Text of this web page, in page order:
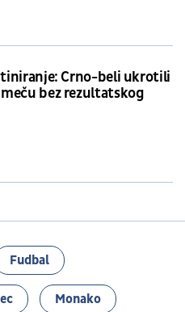
Crno-beli ukrotili
bez rezultatskog
Fudbal
Monako